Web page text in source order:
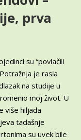
prva
su “povlačili
je rasla
na studije u
moj život. U
više hiljada
tadašnje
su uvek bile